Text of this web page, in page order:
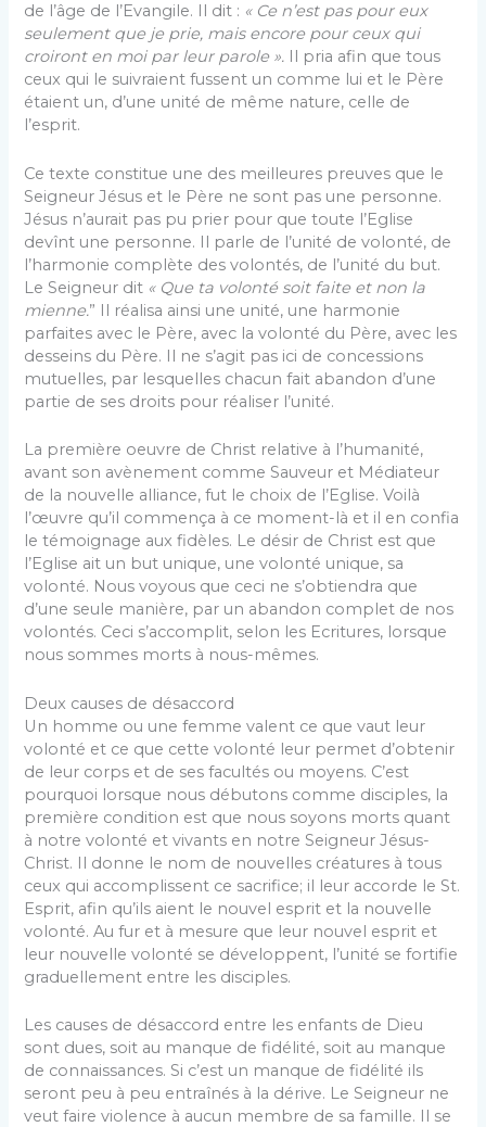
de l’âge de l’Evangile. Il dit : « Ce n’est pas pour eux
seulement que je prie, mais encore pour ceux qui
croiront en moi par leur parole ». Il pria afin que tous
ceux qui le suivraient fussent un comme lui et le Père
étaient un, d’une unité de même nature, celle de
l’esprit.
Ce texte constitue une des meilleures preuves que le
Seigneur Jésus et le Père ne sont pas une personne.
Jésus n’aurait pas pu prier pour que toute l’Eglise
devînt une personne. Il parle de l’unité de volonté, de
l’harmonie complète des volontés, de l’unité du but.
Le Seigneur dit « Que ta volonté soit faite et non la
mienne.” Il réalisa ainsi une unité, une harmonie
parfaites avec le Père, avec la volonté du Père, avec les
desseins du Père. Il ne s’agit pas ici de concessions
mutuelles, par lesquelles chacun fait abandon d’une
partie de ses droits pour réaliser l’unité.
La première oeuvre de Christ relative à l’humanité,
avant son avènement comme Sauveur et Médiateur
de la nouvelle alliance, fut le choix de l’Eglise. Voilà
l’œuvre qu’il commença à ce moment-là et il en confia
le témoi­gnage aux fidèles. Le désir de Christ est que
l’Eglise ait un but unique, une volonté unique, sa
volonté. Nous voyous que ceci ne s’obtiendra que
d’une seule manière, par un abandon complet de nos
volontés. Ceci s’accomplit, selon les Ecritures, lorsque
nous sommes morts à nous-mêmes.
Deux causes de désaccord
Un homme ou une femme valent ce que vaut leur
volonté et ce que cette volonté leur permet d’obtenir
de leur corps et de ses facultés ou moyens. C’est
pourquoi lorsque nous débutons comme disciples, la
première condition est que nous soyons morts quant
à notre volonté et vivants en notre Seigneur Jésus-
Christ. Il donne le nom de nouvelles créatures à tous
ceux qui accomplissent ce sacrifice; il leur accorde le St.
Esprit, afin qu’ils aient le nouvel esprit et la nouvelle
volonté. Au fur et à mesure que leur nouvel esprit et
leur nou­velle volonté se développent, l’unité se fortifie
graduel­lement entre les disciples.
Les causes de désaccord entre les enfants de Dieu
sont dues, soit au manque de fidélité, soit au manque
de connaissances. Si c’est un manque de fidélité ils
seront peu à peu entraînés à la dérive. Le Seigneur ne
veut faire violence à aucun membre de sa famille. Il se